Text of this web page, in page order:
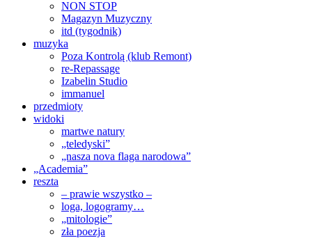
NON STOP
Magazyn Muzyczny
itd (tygodnik)
muzyka
Poza Kontrolą (klub Remont)
re-Repassage
Izabelin Studio
immanuel
przedmioty
widoki
martwe natury
„teledyski”
„nasza nova flaga narodowa”
„Academia”
reszta
– prawie wszystko –
loga, logogramy…
„mitologie”
zła poezja